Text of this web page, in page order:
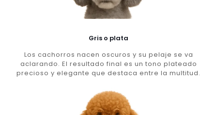
Gris o plata
Los cachorros nacen oscuros y su pelaje se va
aclarando. El resultado final es un tono plateado
precioso y elegante que destaca entre la multitud.